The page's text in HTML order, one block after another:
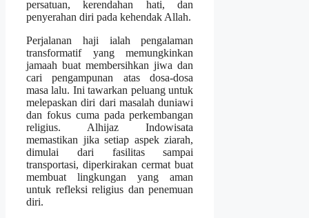
persatuan, kerendahan hati, dan
penyerahan diri pada kehendak Allah.
Perjalanan haji ialah pengalaman
transformatif yang memungkinkan
jamaah buat membersihkan jiwa dan
cari pengampunan atas dosa-dosa
masa lalu. Ini tawarkan peluang untuk
melepaskan diri dari masalah duniawi
dan fokus cuma pada perkembangan
religius. Alhijaz Indowisata
memastikan jika setiap aspek ziarah,
dimulai dari fasilitas sampai
transportasi, diperkirakan cermat buat
membuat lingkungan yang aman
untuk refleksi religius dan penemuan
diri.